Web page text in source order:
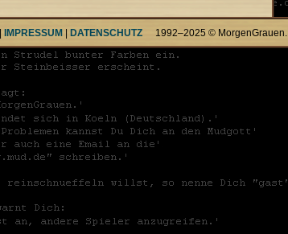
IMPRESSUM DATENSCHUTZ 1992–2025 © MorgenGrauen.